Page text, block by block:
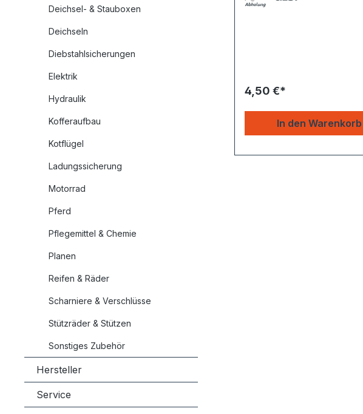
Deichsel- & Stauboxen
Deichseln
Diebstahlsicherungen
Elektrik
Hydraulik
Kofferaufbau
Kotflügel
Ladungssicherung
Motorrad
Pferd
Pflegemittel & Chemie
Planen
Reifen & Räder
Scharniere & Verschlüsse
Stützräder & Stützen
Sonstiges Zubehör
Hersteller
Service
4,50 €*
In den Warenkorb